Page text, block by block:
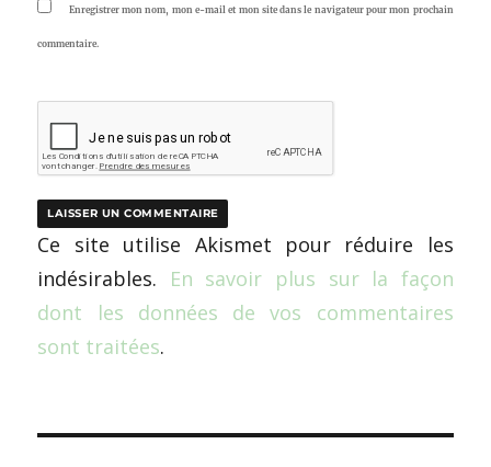
Enregistrer mon nom, mon e-mail et mon site dans le navigateur pour mon prochain
commentaire.
Ce site utilise Akismet pour réduire les
indésirables. En savoir plus sur la façon
dont les données de vos commentaires
sont traitées.